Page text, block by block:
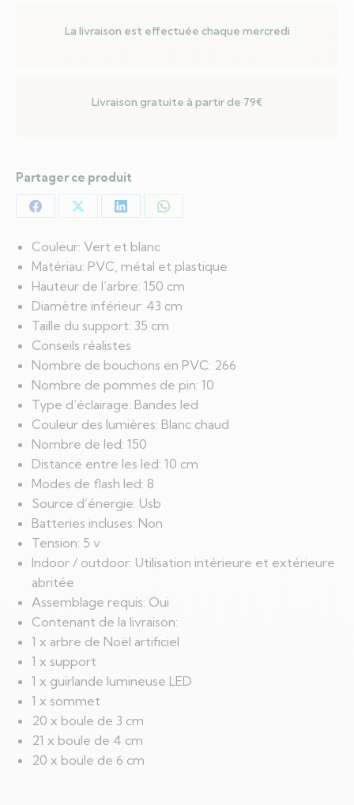
Couleur: Vert et blanc
Matériau: PVC, métal et plastique
Hauteur de l’arbre: 150 cm
Diamètre inférieur: 43 cm
Taille du support: 35 cm
Conseils réalistes
Nombre de bouchons en PVC: 266
Nombre de pommes de pin: 10
Type d’éclairage: Bandes led
Couleur des lumières: Blanc chaud
Nombre de led: 150
Distance entre les led: 10 cm
Modes de flash led: 8
Source d’énergie: Usb
Batteries incluses: Non
Tension: 5 v
Indoor / outdoor: Utilisation intérieure et extérieure
abritée
Assemblage requis: Oui
Contenant de la livraison:
1 x arbre de Noël artificiel
1 x support
1 x guirlande lumineuse LED
1 x sommet
20 x boule de 3 cm
21 x boule de 4 cm
20 x boule de 6 cm
La livraison est effectuée chaque mercredi
Livraison gratuite à partir de 79€
Partager ce produit
Partager
sur
Facebook
Partager
sur
X
Partager
sur
LinkedIn
Partager
WhatsApp